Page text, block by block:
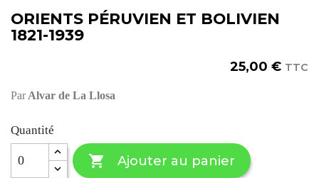
ORIENTS PÉRUVIEN ET BOLIVIEN
1821-1939
25,00 € TTC
ParAlvar de La Llosa
Quantité
 Ajouter au panier